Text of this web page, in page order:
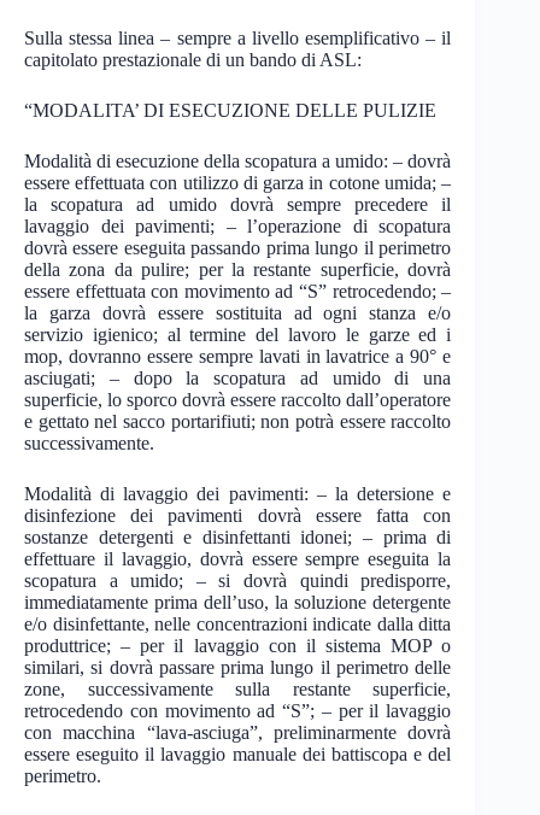
Sulla stessa linea – sempre a livello esemplificativo – il
capitolato prestazionale di un bando di ASL:
“MODALITA’ DI ESECUZIONE DELLE PULIZIE
Modalità di esecuzione della scopatura a umido: – dovrà
essere effettuata con utilizzo di garza in cotone umida; –
la scopatura ad umido dovrà sempre precedere il
lavaggio dei pavimenti; – l’operazione di scopatura
dovrà essere eseguita passando prima lungo il perimetro
della zona da pulire; per la restante superficie, dovrà
essere effettuata con movimento ad “S” retrocedendo; –
la garza dovrà essere sostituita ad ogni stanza e/o
servizio igienico; al termine del lavoro le garze ed i
mop, dovranno essere sempre lavati in lavatrice a 90° e
asciugati; – dopo la scopatura ad umido di una
superficie, lo sporco dovrà essere raccolto dall’operatore
e gettato nel sacco portarifiuti; non potrà essere raccolto
successivamente.
Modalità di lavaggio dei pavimenti: – la detersione e
disinfezione dei pavimenti dovrà essere fatta con
sostanze detergenti e disinfettanti idonei; – prima di
effettuare il lavaggio, dovrà essere sempre eseguita la
scopatura a umido; – si dovrà quindi predisporre,
immediatamente prima dell’uso, la soluzione detergente
e/o disinfettante, nelle concentrazioni indicate dalla ditta
produttrice; – per il lavaggio con il sistema MOP o
similari, si dovrà passare prima lungo il perimetro delle
zone, successivamente sulla restante superficie,
retrocedendo con movimento ad “S”; – per il lavaggio
con macchina “lava-asciuga”, preliminarmente dovrà
essere eseguito il lavaggio manuale dei battiscopa e del
perimetro.